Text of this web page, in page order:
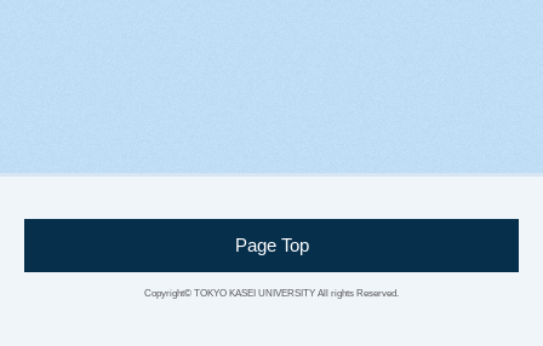
Page Top
Copyright© TOKYO KASEI UNIVERSITY All rights Reserved.